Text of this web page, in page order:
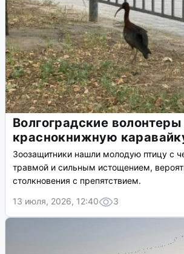
Волгоградские
краснокнижную
Зоозащитники нашли молодую птицу с
травмой и сильным истощением,
столкновения с препятствием.
13 июля, 2026, 12:40
3